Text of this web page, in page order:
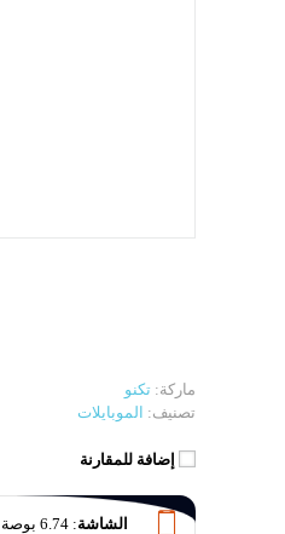
ماركة: تكنو
تصنيف: الموبايلات
إضافة للمقارنة
الشاشة: 6.74 بوصة